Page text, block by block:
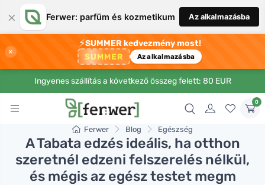
× Ferwer: parfüm és kozmetikum Az alkalmazásba
×
⚡SUMMER kedvezmény most!
SUMMER Az alkalmazásba
Ingyenes szállítás a következő összeg felett: 80 EUR
0
Ferwer Blog Egészség
A Tabata edzés ideális, ha otthon
szeretnél edzeni felszerelés nélkül,
és mégis az egész testet megm